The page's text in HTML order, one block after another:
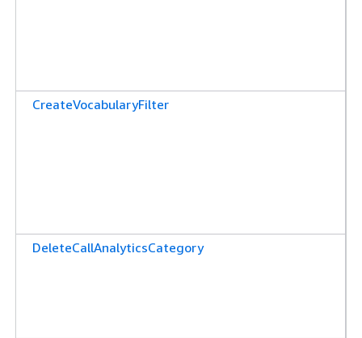
CreateVocabularyFilter
DeleteCallAnalyticsCategory